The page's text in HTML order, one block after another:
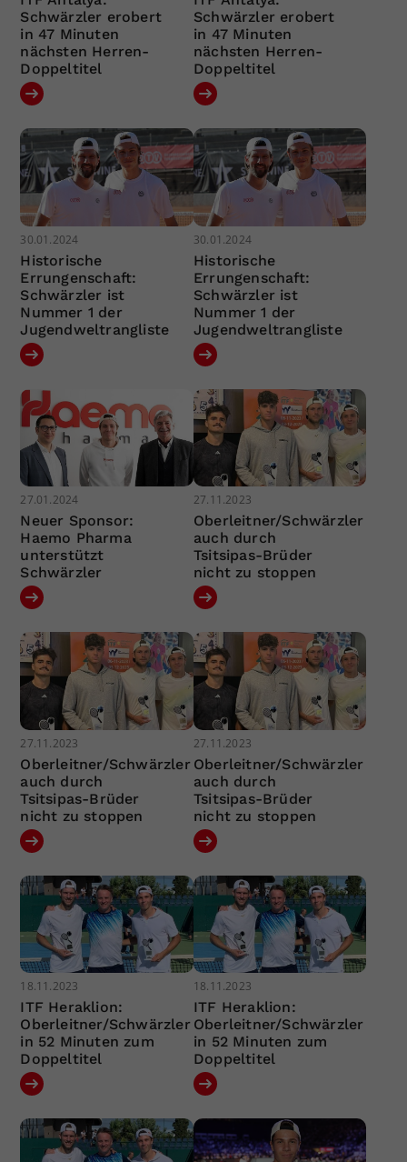
Schwärzler erobert
in 47 Minuten
nächsten Herren-
Doppeltitel
Schwärzler erobert
in 47 Minuten
nächsten Herren-
Doppeltitel
30.01.2024
Historische
Errungenschaft:
Schwärzler ist
Nummer 1 der
Jugendweltrangliste
30.01.2024
Historische
Errungenschaft:
Schwärzler ist
Nummer 1 der
Jugendweltrangliste
27.01.2024
Neuer Sponsor:
Haemo Pharma
unterstützt
Schwärzler
27.11.2023
Oberleitner/Schwärzler
auch durch
Tsitsipas-Brüder
nicht zu stoppen
27.11.2023
Oberleitner/Schwärzler
auch durch
Tsitsipas-Brüder
nicht zu stoppen
27.11.2023
Oberleitner/Schwärzler
auch durch
Tsitsipas-Brüder
nicht zu stoppen
18.11.2023
ITF Heraklion:
Oberleitner/Schwärzler
in 52 Minuten zum
Doppeltitel
18.11.2023
ITF Heraklion:
Oberleitner/Schwärzler
in 52 Minuten zum
Doppeltitel